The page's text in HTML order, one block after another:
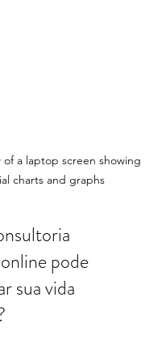
of a laptop screen showing
charts and graphs
pode
sua vida